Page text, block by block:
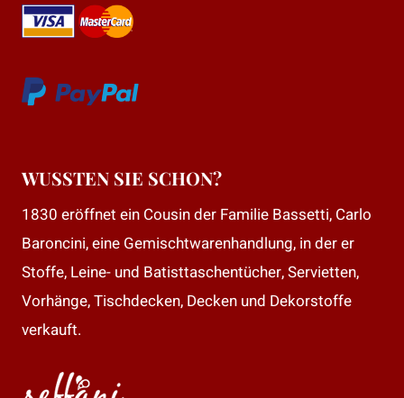
WUSSTEN SIE SCHON?
1830 eröffnet ein Cousin der Familie Bassetti, Carlo
Baroncini, eine Gemischtwarenhandlung, in der er
Stoffe, Leine- und Batisttaschentücher, Servietten,
Vorhänge, Tischdecken, Decken und Dekorstoffe
verkauft.